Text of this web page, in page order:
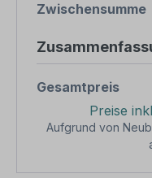
Zwischensumme
Gesamtpreis
Preise
Aufgrund von